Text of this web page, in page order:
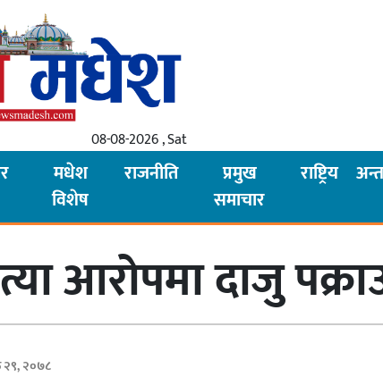
08-08-2026 , Sat
मधेश
विशेष
राजनीति
प्रमुख
समाचार
राष्ट्रिय
आरोपमा दाजु
२९, २०७८